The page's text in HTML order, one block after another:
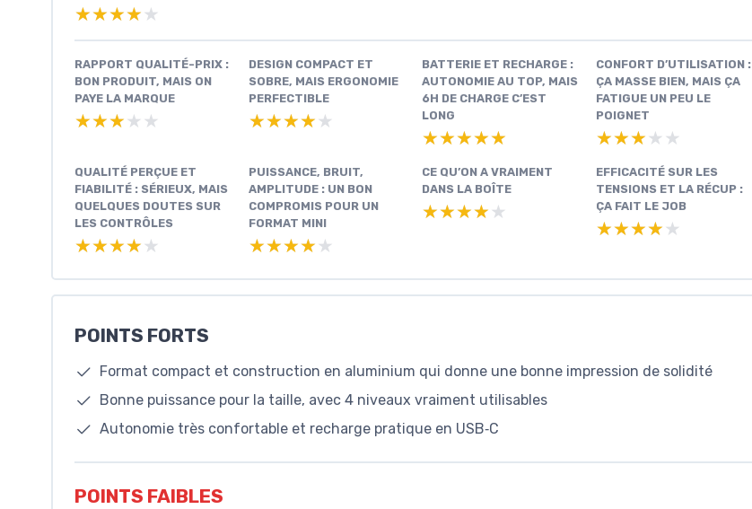
★★★★★
★★★★★
RAPPORT QUALITÉ-PRIX :
BON PRODUIT, MAIS ON
PAYE LA MARQUE
★★★★★
★★★★★
DESIGN COMPACT ET
SOBRE, MAIS ERGONOMIE
PERFECTIBLE
★★★★★
★★★★★
BATTERIE ET RECHARGE :
AUTONOMIE AU TOP, MAIS
6H DE CHARGE C’EST
LONG
★★★★★
★★★★★
CONFORT D’UTILISATION :
ÇA MASSE BIEN, MAIS ÇA
FATIGUE UN PEU LE
POIGNET
★★★★★
★★★★★
QUALITÉ PERÇUE ET
FIABILITÉ : SÉRIEUX, MAIS
QUELQUES DOUTES SUR
LES CONTRÔLES
★★★★★
★★★★★
PUISSANCE, BRUIT,
AMPLITUDE : UN BON
COMPROMIS POUR UN
FORMAT MINI
★★★★★
★★★★★
CE QU’ON A VRAIMENT
DANS LA BOÎTE
★★★★★
★★★★★
EFFICACITÉ SUR LES
TENSIONS ET LA RÉCUP :
ÇA FAIT LE JOB
★★★★★
★★★★★
POINTS FORTS
Format compact et construction en aluminium qui donne une bonne impression de solidité
Bonne puissance pour la taille, avec 4 niveaux vraiment utilisables
Autonomie très confortable et recharge pratique en USB‑C
POINTS FAIBLES